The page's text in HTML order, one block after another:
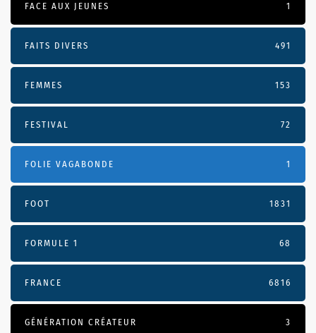
FACE AUX JEUNES 1
FAITS DIVERS 491
FEMMES 153
FESTIVAL 72
FOLIE VAGABONDE 1
FOOT 1831
FORMULE 1 68
FRANCE 6816
GÉNÉRATION CRÉATEUR 3